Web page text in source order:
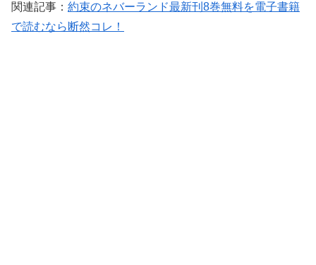
関連記事： 約束のネバーランド最新刊8巻無料を電子書籍
で読むなら断然コレ！